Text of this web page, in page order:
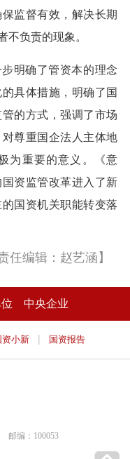
监督有效，解决长期
不负责的现象。
明确了管资本的理念
具体措施，明确了国
的方式，强调了市场
尊重国企法人主体地
为重要的意义。《意
资监管改革进入了新
国资机关职能转变落
责任编辑：赵艺涵】
中央企业
资小新 | 国资报告
邮编：100053